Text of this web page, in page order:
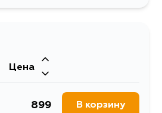
Цена
899 В корзину